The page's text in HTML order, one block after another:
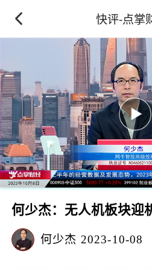
快评-点掌
何少杰：无人机板块迎
何少杰 2023-10-08